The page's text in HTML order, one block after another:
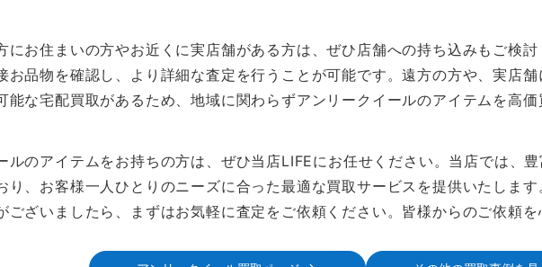
にお住まいの方やお近くに実店舗がある方は、ぜひ店舗への持ち込みもご検
お品物を確認し、より詳細な査定を行うことが可能です。遠方の方や、実店
能な宅配買取があるため、地域に関わらずアンリークイールのアイテムを高価
ルのアイテムをお持ちの方は、ぜひ当店LIFEにお任せください。当店では、
り、お客様一人ひとりのニーズに合った最適な買取サービスを提供いたしま
ございましたら、まずはお気軽に査定をご依頼ください。皆様からのご依頼を